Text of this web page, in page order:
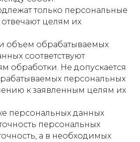
только персональные
целям их
объем обрабатываемых
соответствуют
обработки. Не допускается
персональных
к заявленным целям их
персональных данных
персональных
а в необходимых